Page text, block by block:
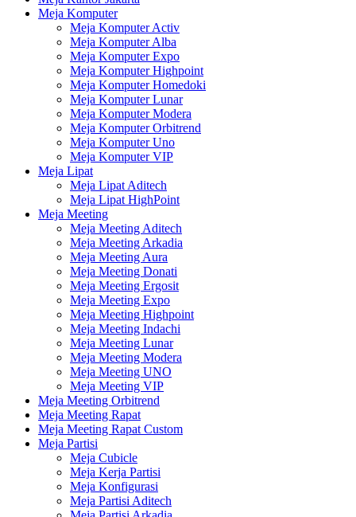
Meja Komputer
Meja Komputer Activ
Meja Komputer Alba
Meja Komputer Expo
Meja Komputer Highpoint
Meja Komputer Homedoki
Meja Komputer Lunar
Meja Komputer Modera
Meja Komputer Orbitrend
Meja Komputer Uno
Meja Komputer VIP
Meja Lipat
Meja Lipat Aditech
Meja Lipat HighPoint
Meja Meeting
Meja Meeting Aditech
Meja Meeting Arkadia
Meja Meeting Aura
Meja Meeting Donati
Meja Meeting Ergosit
Meja Meeting Expo
Meja Meeting Highpoint
Meja Meeting Indachi
Meja Meeting Lunar
Meja Meeting Modera
Meja Meeting UNO
Meja Meeting VIP
Meja Meeting Orbitrend
Meja Meeting Rapat
Meja Meeting Rapat Custom
Meja Partisi
Meja Cubicle
Meja Kerja Partisi
Meja Konfigurasi
Meja Partisi Aditech